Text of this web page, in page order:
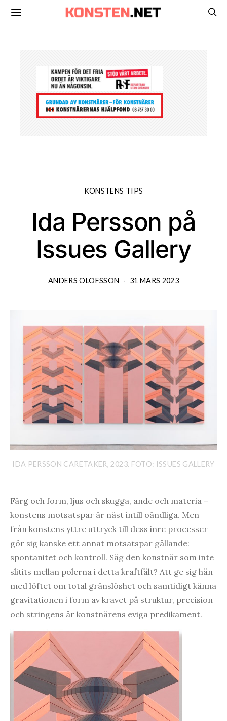
KONSTENS TIPS
Ida Persson på
Issues Gallery
ANDERS OLOFSSON 31 MARS 2023
IDA PERSSON CARETAKER, 2023. FOTO: ISSUES GALLERY
Färg och form, ljus och skugga, ande och materia –
konstens motsatspar är näst intill oändliga. Men
från konstens yttre uttryck till dess inre processer
gör sig kanske ett annat motsatspar gällande:
spontanitet och kontroll. Säg den konstnär som inte
slitits mellan polerna i detta kraftfält? Att ge sig hän
med löftet om total gränslöshet och samtidigt känna
gravitationen i form av kravet på struktur, precision
och stringens är konstnärens eviga predikament.